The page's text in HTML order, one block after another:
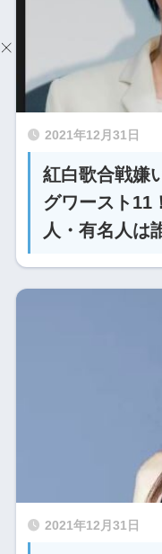
2021年12月31日
紅白歌合戦嫌
グワースト11
人・有名人は
2021年12月31日